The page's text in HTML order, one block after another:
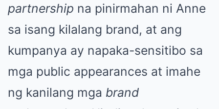
partnership na pinirmahan ni Anne
sa isang kilalang brand, at ang
kumpanya ay napaka-sensitibo sa
mga public appearances at imahe
ng kanilang mga brand